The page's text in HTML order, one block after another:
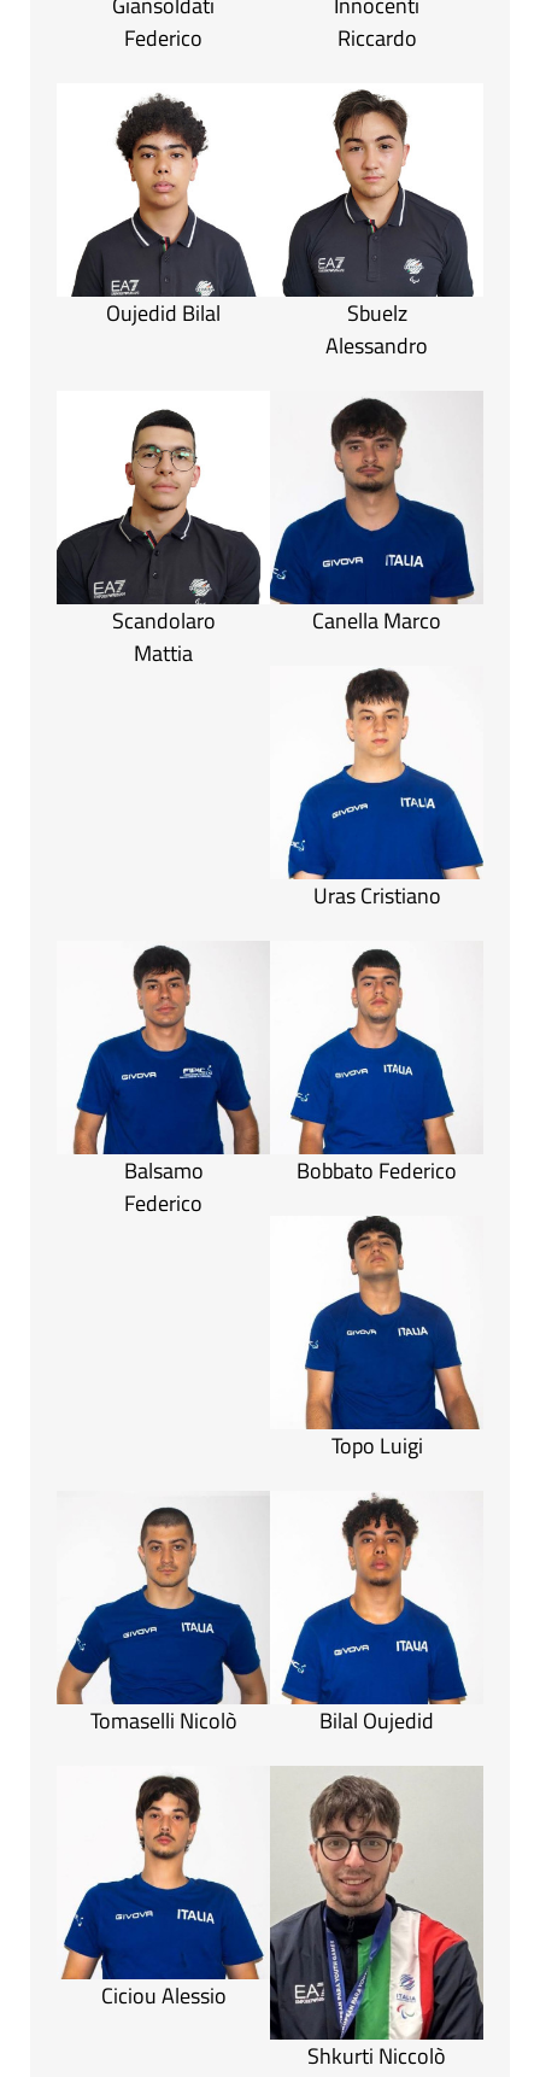
Federico
Riccardo
Oujedid Bilal
Sbuelz
Alessandro
Scandolaro
Mattia
Canella Marco
Uras Cristiano
Balsamo
Federico
Bobbato Federico
Topo Luigi
Tomaselli Nicolò Bilal Oujedid
Ciciou Alessio
Shkurti Niccolò